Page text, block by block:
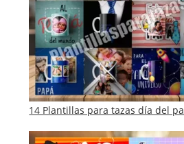
14 Plantillas para tazas día del